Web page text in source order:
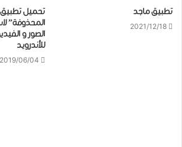
تطبيق ماجد
2021/12/18
تحميل تطبيق
المحذوفة”
الصور و
للأندرويد
2019/06/04